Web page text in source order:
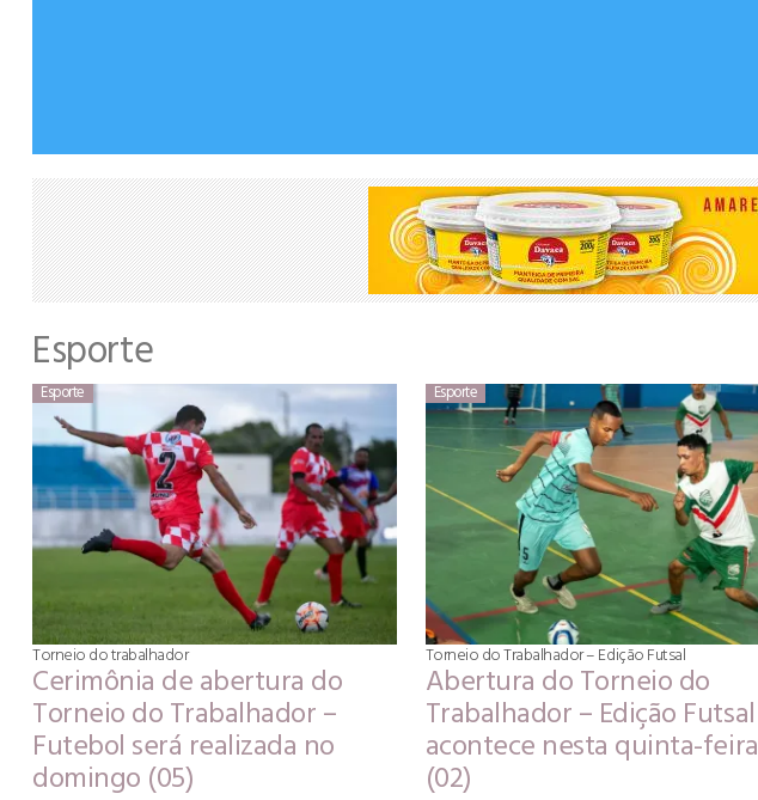
Esporte
Esporte
Torneio do trabalhador
Cerimônia de abertura do
Torneio do Trabalhador –
Futebol será realizada no
domingo (05)
Esporte
Torneio do Trabalhador – Edição Futsal
Abertura do Torneio do
Trabalhador – Edição Futsal
acontece nesta quinta-feira
(02)